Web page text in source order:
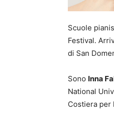
Scuole
Festival.
di San
Sono Inna
National
Costiera per